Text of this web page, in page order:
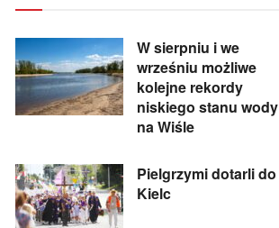
W sierpniu i we
wrześniu możliwe
kolejne rekordy
niskiego stanu wody
na Wiśle
Pielgrzymi dotarli do
Kielc